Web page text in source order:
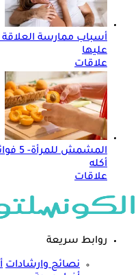
عليها
علاقات
أكله
علاقات
روابط سريعة
نصائح وارشادات